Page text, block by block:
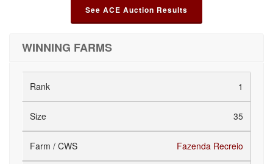
See ACE Auction Results
WINNING FARMS
1
35
Fazenda Recreio